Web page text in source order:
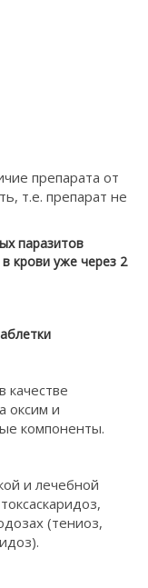
препарата от
т.е. препарат не
паразитов
крови уже через 2
качестве
оксим и
компоненты.
и лечебной
(тениоз,